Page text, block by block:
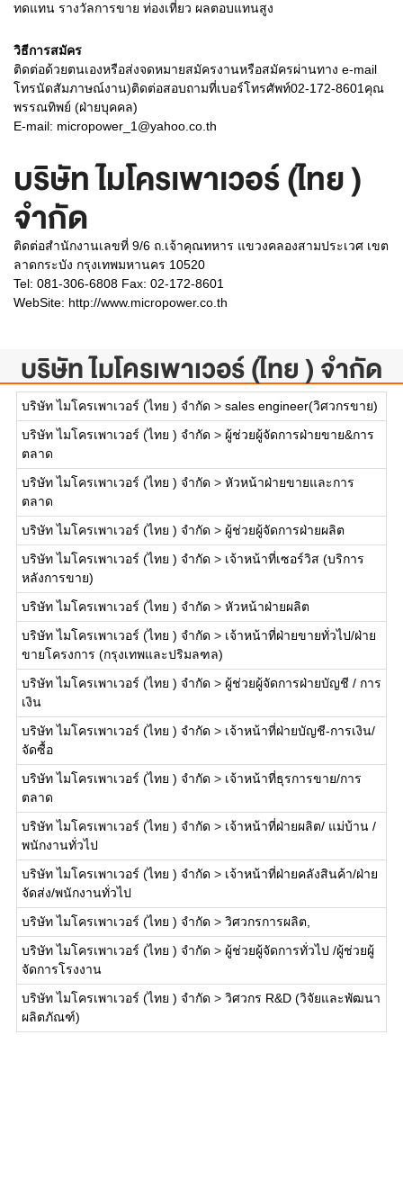
ทดแทน รางวัลการขาย ท่องเที่ยว ผลตอบแทนสูง
วิธีการสมัคร
ติดต่อด้วยตนเองหรือส่งจดหมายสมัครงานหรือสมัครผ่านทาง e-mail
โทรนัดสัมภาษณ์งาน)ติดต่อสอบถามที่เบอร์โทรศัพท์02-172-8601คุณ
พรรณทิพย์ (ฝ่ายบุคคล)
E-mail: micropower_1@yahoo.co.th
บริษัท ไมโครเพาเวอร์ (ไทย )
จำกัด
ติดต่อสำนักงานเลขที่ 9/6 ถ.เจ้าคุณทหาร แขวงคลองสามประเวศ เขต
ลาดกระบัง กรุงเทพมหานคร 10520
Tel: 081-306-6808 Fax: 02-172-8601
WebSite: http://www.micropower.co.th
บริษัท ไมโครเพาเวอร์ (ไทย ) จำกัด
บริษัท ไมโครเพาเวอร์ (ไทย ) จำกัด > sales engineer(วิศวกรขาย)
บริษัท ไมโครเพาเวอร์ (ไทย ) จำกัด > ผู้ช่วยผู้จัดการฝ่ายขาย&การ
ตลาด
บริษัท ไมโครเพาเวอร์ (ไทย ) จำกัด > หัวหน้าฝ่ายขายและการ
ตลาด
บริษัท ไมโครเพาเวอร์ (ไทย ) จำกัด > ผู้ช่วยผู้จัดการฝ่ายผลิต
บริษัท ไมโครเพาเวอร์ (ไทย ) จำกัด > เจ้าหน้าที่เซอร์วิส (บริการ
หลังการขาย)
บริษัท ไมโครเพาเวอร์ (ไทย ) จำกัด > หัวหน้าฝ่ายผลิต
บริษัท ไมโครเพาเวอร์ (ไทย ) จำกัด > เจ้าหน้าที่ฝ่ายขายทั่วไป/ฝ่าย
ขายโครงการ (กรุงเทพและปริมลฑล)
บริษัท ไมโครเพาเวอร์ (ไทย ) จำกัด > ผู้ช่วยผู้จัดการฝ่ายบัญชี / การ
เงิน
บริษัท ไมโครเพาเวอร์ (ไทย ) จำกัด > เจ้าหน้าที่ฝ่ายบัญชี-การเงิน/
จัดซื้อ
บริษัท ไมโครเพาเวอร์ (ไทย ) จำกัด > เจ้าหน้าที่ธุรการขาย/การ
ตลาด
บริษัท ไมโครเพาเวอร์ (ไทย ) จำกัด > เจ้าหน้าที่ฝ่ายผลิต/ แม่บ้าน /
พนักงานทั่วไป
บริษัท ไมโครเพาเวอร์ (ไทย ) จำกัด > เจ้าหน้าที่ฝ่ายคลังสินค้า/ฝ่าย
จัดส่ง/พนักงานทั่วไป
บริษัท ไมโครเพาเวอร์ (ไทย ) จำกัด > วิศวกรการผลิต,
บริษัท ไมโครเพาเวอร์ (ไทย ) จำกัด > ผู้ช่วยผู้จัดการทั่วไป /ผู้ช่วยผู้
จัดการโรงงาน
บริษัท ไมโครเพาเวอร์ (ไทย ) จำกัด > วิศวกร R&D (วิจัยและพัฒนา
ผลิตภัณฑ์)